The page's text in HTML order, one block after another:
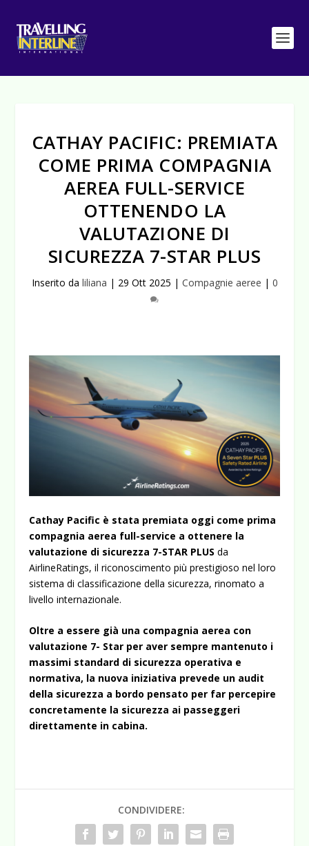
CATHAY PACIFIC: PREMIATA
COME PRIMA COMPAGNIA
AEREA FULL-SERVICE
OTTENENDO LA
VALUTAZIONE DI
SICUREZZA 7-STAR PLUS
Inserito da liliana | 29 Ott 2025 | Compagnie aeree | 0
Cathay Pacific è stata premiata oggi come prima
compagnia aerea full-service a ottenere la
valutazione di sicurezza 7-STAR PLUS da
AirlineRatings, il riconoscimento più prestigioso nel loro
sistema di classificazione della sicurezza, rinomato a
livello internazionale.
Oltre a essere già una compagnia aerea con
valutazione 7- Star per aver sempre mantenuto i
massimi standard di sicurezza operativa e
normativa, la nuova iniziativa prevede un audit
della sicurezza a bordo pensato per far percepire
concretamente la sicurezza ai passeggeri
direttamente in cabina.
CONDIVIDERE: